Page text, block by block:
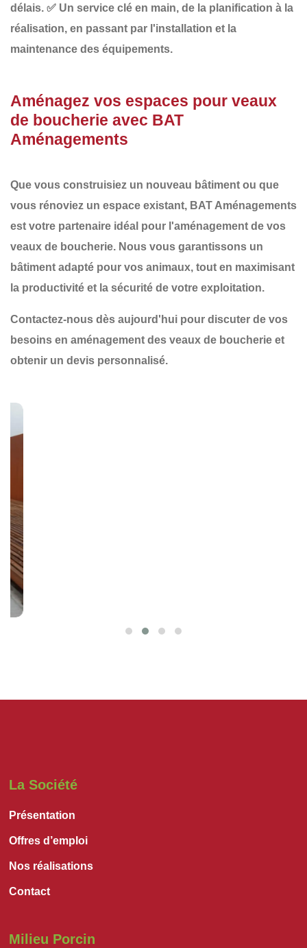
délais. ✅ Un service clé en main, de la planification à la
réalisation, en passant par l'installation et la
maintenance des équipements.
Aménagez vos espaces pour veaux
de boucherie avec BAT
Aménagements
Que vous construisiez un nouveau bâtiment ou que
vous rénoviez un espace existant, BAT Aménagements
est votre partenaire idéal pour l'aménagement de vos
veaux de boucherie. Nous vous garantissons un
bâtiment adapté pour vos animaux, tout en maximisant
la productivité et la sécurité de votre exploitation.
Contactez-nous dès aujourd'hui pour discuter de vos
besoins en aménagement des veaux de boucherie et
obtenir un devis personnalisé.
La Société
Présentation
Offres d’emploi
Nos réalisations
Contact
Milieu Porcin